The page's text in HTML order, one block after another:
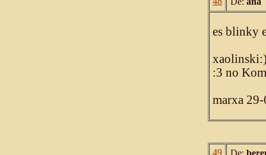
es blinky
:3 no
marxa
49